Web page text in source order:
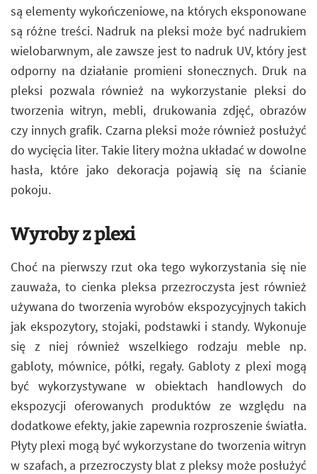
są elementy wykończeniowe, na których eksponowane
są różne treści. Nadruk na pleksi może być nadrukiem
wielobarwnym, ale zawsze jest to nadruk UV, który jest
odporny na działanie promieni słonecznych. Druk na
pleksi pozwala również na wykorzystanie pleksi do
tworzenia witryn, mebli, drukowania zdjęć, obrazów
czy innych grafik. Czarna pleksi może również posłużyć
do wycięcia liter. Takie litery można układać w dowolne
hasła, które jako dekoracja pojawią się na ścianie
pokoju.
Wyroby z plexi
Choć na pierwszy rzut oka tego wykorzystania się nie
zauważa, to cienka pleksa przezroczysta jest również
używana do tworzenia wyrobów ekspozycyjnych takich
jak ekspozytory, stojaki, podstawki i standy. Wykonuje
się z niej również wszelkiego rodzaju meble np.
gabloty, mównice, półki, regały. Gabloty z plexi mogą
być wykorzystywane w obiektach handlowych do
ekspozycji oferowanych produktów ze względu na
dodatkowe efekty, jakie zapewnia rozproszenie światła.
Płyty plexi mogą być wykorzystane do tworzenia witryn
w szafach, a przezroczysty blat z pleksy może posłużyć